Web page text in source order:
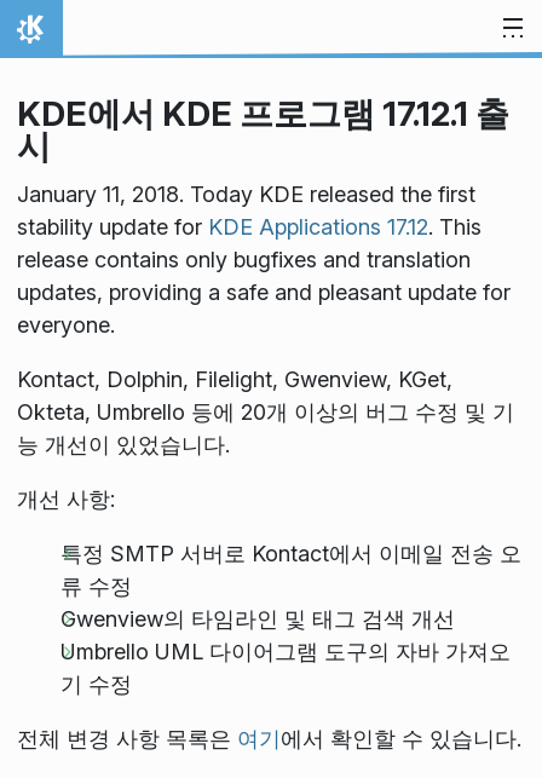
내용으로 이동
홈
KDE에서 KDE 프로그램 17.12.1 출
시
January 11, 2018. Today KDE released the first
stability update for KDE Applications 17.12. This
release contains only bugfixes and translation
updates, providing a safe and pleasant update for
everyone.
Kontact, Dolphin, Filelight, Gwenview, KGet,
Okteta, Umbrello 등에 20개 이상의 버그 수정 및 기
능 개선이 있었습니다.
개선 사항:
특정 SMTP 서버로 Kontact에서 이메일 전송 오
류 수정
Gwenview의 타임라인 및 태그 검색 개선
Umbrello UML 다이어그램 도구의 자바 가져오
기 수정
전체 변경 사항 목록은 여기에서 확인할 수 있습니다.